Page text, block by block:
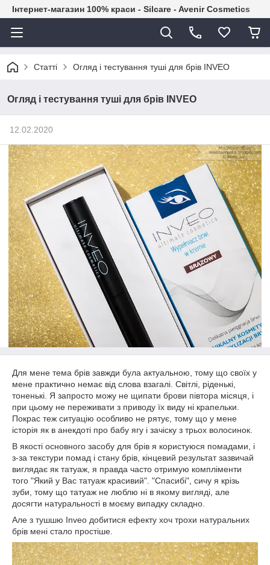
Інтернет-магазин 100% краси - Silcare - Avenir Cosmetics
Статті Огляд і тестування туші для брів INVEO
Огляд і тестування туші для брів INVEO
12.02.2020
Для мене тема брів завжди була актуальною, тому що своїх у
мене практично немає від слова взагалі. Світлі, ріденькі,
тоненькі. Я запросто можу не щипати брови півтора місяця, і
при цьому не переживати з приводу їх виду ні крапельки.
Покрас теж ситуацію особливо не рятує, тому що у мене
історія як в анекдоті про бабу ягу і зачіску з трьох волосинок.
В якості основного засобу для брів я користуюся помадами, і
з-за текстури помад і стану брів, кінцевий результат зазвичай
виглядає як татуаж, я правда часто отримую компліменти
того "Який у Вас татуаж красивий". "Спасибі", сичу я крізь
зуби, тому що татуаж не люблю ні в якому вигляді, але
досягти натуральності в моєму випадку складно.
Але з тушшю Inveo добитися ефекту хоч трохи натуральних
брів мені стало простіше.